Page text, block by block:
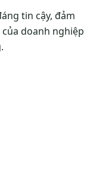
tin cậy, đảm
doanh nghiệp